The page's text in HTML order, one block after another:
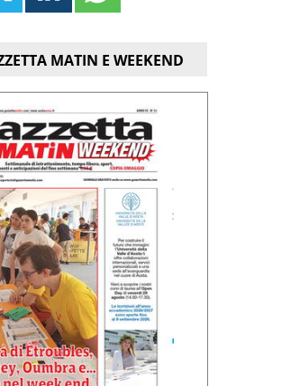
MATIN E WEEKEND